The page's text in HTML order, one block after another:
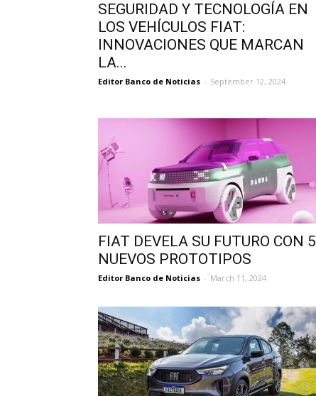
SEGURIDAD Y TECNOLOGÍA EN
LOS VEHÍCULOS FIAT:
INNOVACIONES QUE MARCAN
LA...
Editor Banco de Noticias - September 12, 2024
FIAT DEVELA SU FUTURO CON 5
NUEVOS PROTOTIPOS
Editor Banco de Noticias - March 11, 2024